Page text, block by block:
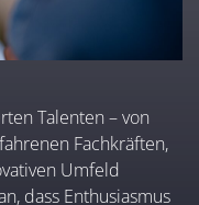
Talenten – von
Fachkräften,
Umfeld
dass Enthusiasmus